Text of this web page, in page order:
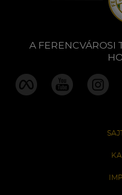
A FERENCVÁROSI